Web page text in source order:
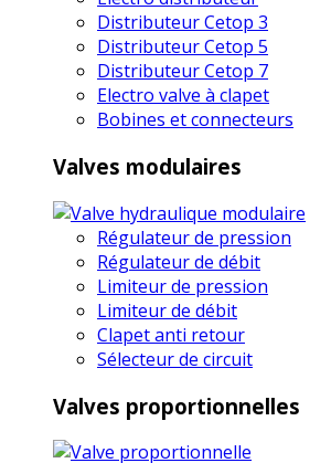
Distributeur Cetop 3
Distributeur Cetop 5
Distributeur Cetop 7
Electro valve à clapet
Bobines et connecteurs
Valves modulaires
Régulateur de pression
Régulateur de débit
Limiteur de pression
Limiteur de débit
Clapet anti retour
Sélecteur de circuit
Valves proportionnelles